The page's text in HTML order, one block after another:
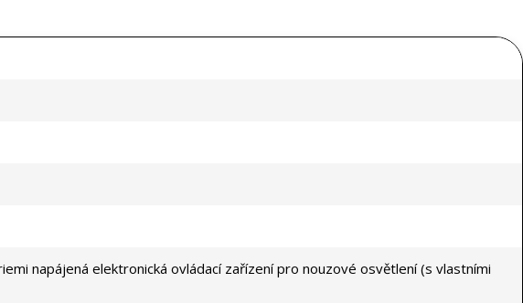
napájená elektronická ovládací zařízení pro nouzové osvětlení (s vlastními